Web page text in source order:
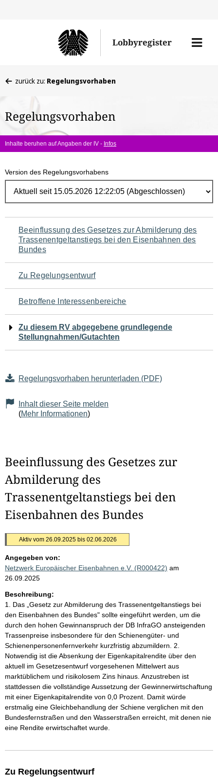
Lobbyregister
Menü
befinden
hier:
zurück zu: Regelungsvorhaben
Regelungsvorhaben
Inhalte beruhen auf Angaben der IV - Infos
Version des Regelungsvorhabens
Navigation
für
den
Seiteninhalt
Beeinflussung des Gesetzes zur Abmilderung des
Trassenentgeltanstiegs bei den Eisenbahnen des
Bundes
Zu Regelungsentwurf
Betroffene Interessenbereiche
Zu diesem RV abgegebene grundlegende
Stellungnahmen/Gutachten
Regelungsvorhaben herunterladen (PDF)
Inhalt dieser Seite melden
(Mehr Informationen)
Beeinflussung des Gesetzes zur
Abmilderung des
Trassenentgeltanstiegs bei den
Eisenbahnen des Bundes
Aktiv vom 26.09.2025 bis 02.06.2026
Angegeben von:
Netzwerk Europäischer Eisenbahnen e.V. (R000422) am
26.09.2025
Beschreibung:
1. Das „Gesetz zur Abmilderung des Trassenentgeltanstiegs bei
den Eisenbahnen des Bundes" sollte eingeführt werden, um die
durch den hohen Gewinnanspruch der DB InfraGO ansteigenden
Trassenpreise insbesondere für den Schienengüter- und
Schienenpersonenfernverkehr kurzfristig abzumildern. 2.
Notwendig ist die Absenkung der Eigenkapitalrendite über den
aktuell im Gesetzesentwurf vorgesehenen Mittelwert aus
marktüblichem und risikolosem Zins hinaus. Anzustreben ist
stattdessen die vollständige Aussetzung der Gewinnerwirtschaftung
mit einer Eigenkapitalrendite von 0,0 Prozent. Damit würde
erstmalig eine Gleichbehandlung der Schiene verglichen mit den
Bundesfernstraßen und den Wasserstraßen erreicht, mit denen nie
eine Rendite erwirtschaftet wurde.
Zu Regelungsentwurf